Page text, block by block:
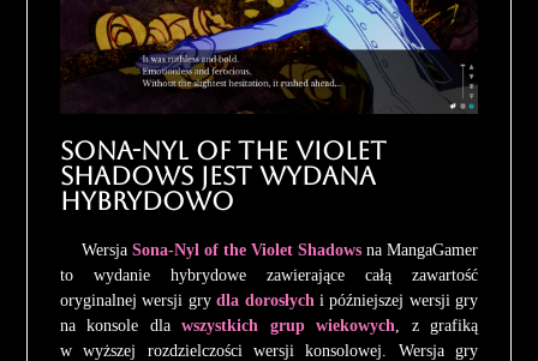
Sona-Nyl of the Violet
Shadows jest wydana
hybrydowo
WersjaSona-Nyl of the Violet Shadows na MangaGamer
to wydanie hybrydowe zawierające całą zawartość
oryginalnej wersji grydla dorosłych i późniejszej wersji gry
na konsole dlawszystkich grup wiekowych , z grafiką
w wyższej rozdzielczości wersji konsolowej. Wersja gry